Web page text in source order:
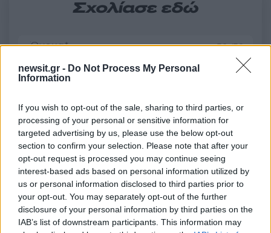
newsit.gr - Do Not Process My Personal
Information
If you wish to opt-out of the sale, sharing to third parties, or
processing of your personal or sensitive information for
targeted advertising by us, please use the below opt-out
section to confirm your selection. Please note that after your
opt-out request is processed you may continue seeing
interest-based ads based on personal information utilized by
us or personal information disclosed to third parties prior to
your opt-out. You may separately opt-out of the further
disclosure of your personal information by third parties on the
IAB’s list of downstream participants. This information may
Σχολίασε εδώ
50 /50
2000 /2000
Υποβολή σχολίου
Όροι Χρήσης. Το site προστατεύεται από reCAPTCHA, ισχύουν
Όροι Χρήσης
Media
AKYLAS
EUROVISION 2026